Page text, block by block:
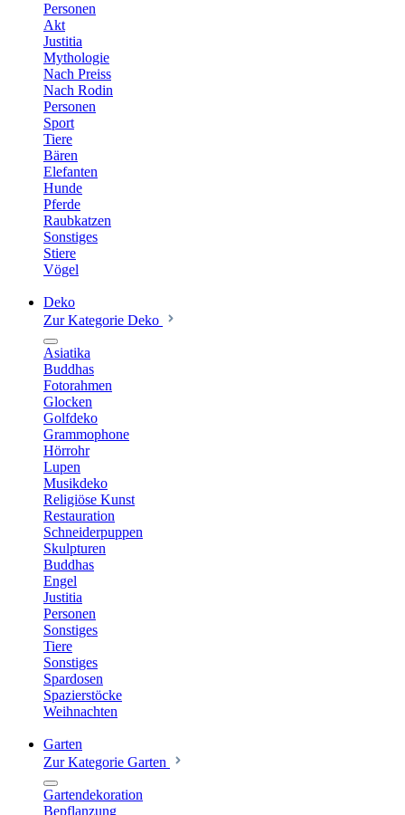
Personen
Akt
Justitia
Mythologie
Nach Preiss
Nach Rodin
Personen
Sport
Tiere
Bären
Elefanten
Hunde
Pferde
Raubkatzen
Sonstiges
Stiere
Vögel
Deko
Zur Kategorie Deko
Asiatika
Buddhas
Fotorahmen
Glocken
Golfdeko
Grammophone
Hörrohr
Lupen
Musikdeko
Religiöse Kunst
Restauration
Schneiderpuppen
Skulpturen
Buddhas
Engel
Justitia
Personen
Sonstiges
Tiere
Sonstiges
Spardosen
Spazierstöcke
Weihnachten
Garten
Zur Kategorie Garten
Gartendekoration
Bepflanzung